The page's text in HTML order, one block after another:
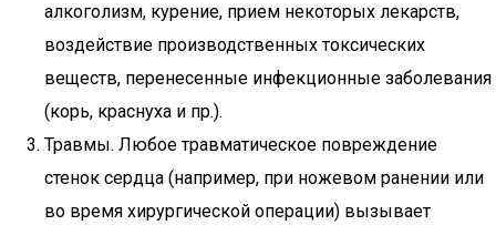
алкоголизм, курение, прием некоторых лекарств,
воздействие производственных токсических
веществ, перенесенные инфекционные заболевания
(корь, краснуха и пр.).
Травмы. Любое травматическое повреждение
стенок сердца (например, при ножевом ранении или
во время хирургической операции) вызывает